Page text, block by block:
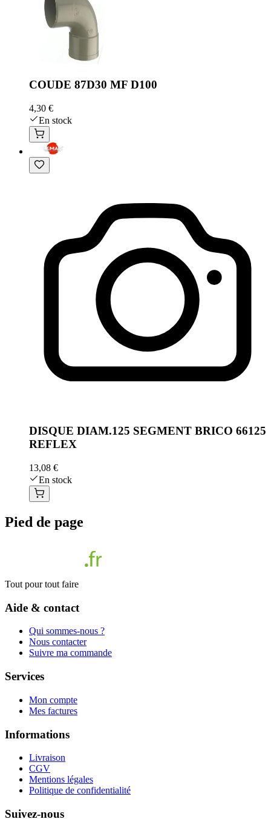
COUDE 87D30 MF D100
4,30 €
En stock
DISQUE DIAM.125 SEGMENT BRICO 66125
REFLEX
13,08 €
En stock
Pied de page
Tout pour tout faire
Aide & contact
Qui sommes-nous ?
Nous contacter
Suivre ma commande
Services
Mon compte
Mes factures
Informations
Livraison
CGV
Mentions légales
Politique de confidentialité
Suivez-nous